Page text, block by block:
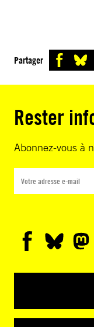
Partager
Rester
Abonnez-vous à